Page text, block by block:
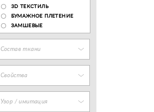
3D ТЕКСТИЛЬ
БУМАЖНОЕ ПЛЕТЕНИЕ
ЗАМШЕВЫЕ
Состав ткани
Свойства
Узор / имитация